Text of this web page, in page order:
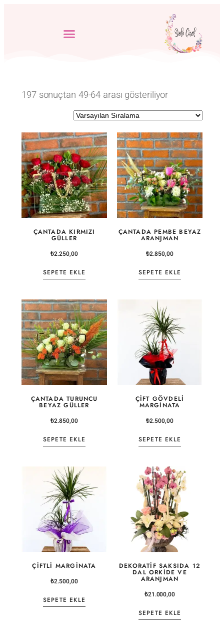
197 sonuçtan 49-64 arası gösteriliyor
ÇANTADA KIRMIZI
GÜLLER
₺2.250,00
SEPETE EKLE
ÇANTADA PEMBE BEYAZ
ARANJMAN
₺2.850,00
SEPETE EKLE
ÇANTADA TURUNCU
BEYAZ GÜLLER
₺2.850,00
SEPETE EKLE
ÇIFT GÖVDELI
MARGINATA
₺2.500,00
SEPETE EKLE
ÇIFTLI MARGINATA
₺2.500,00
SEPETE EKLE
DEKORATIF SAKSIDA 12
DAL ORKIDE VE
ARANJMAN
₺21.000,00
SEPETE EKLE